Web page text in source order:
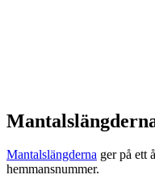
Mantalslängderna ger på ett
hemmansnummer.